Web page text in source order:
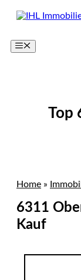
Zum
Inhalt
Menü
Top
Home »
6311
Kauf